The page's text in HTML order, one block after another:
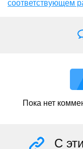
соответствующем
Пока нет
С